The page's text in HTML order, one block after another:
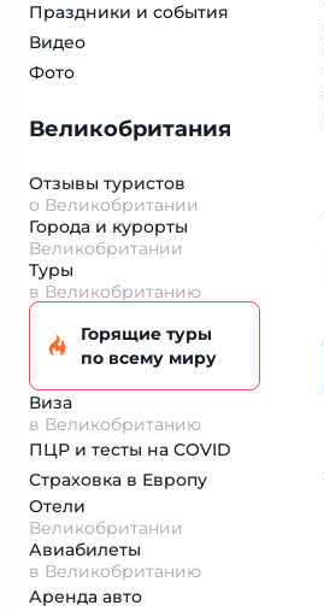
Праздники и события
Видео
Фото
Великобритания
Отзывы туристов
о Великобритании
Города и курорты
Великобритании
Туры
в Великобританию
Горящие туры
по всему миру
Виза
в Великобританию
ПЦР и тесты на COVID
Страховка в Европу
Отели
Великобритании
Авиабилеты
в Великобританию
Аренда авто